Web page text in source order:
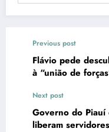
Previous post
Flávio pede
à “união de
Next post
Governo do
liberam